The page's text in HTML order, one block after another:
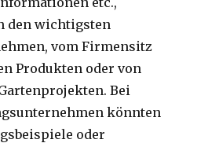
den wichtigsten
vom Firmensitz
Produkten oder von
Bei
könnten
oder